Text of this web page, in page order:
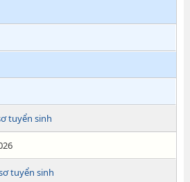
tuyển sinh
tuyển sinh